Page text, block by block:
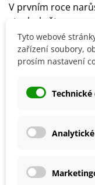
V prvním roce
stvol s květy.
Sběr květu
do září a suší se
Detaily produktu
SOUVISEJÍCÍ
Tyto webové
zařízení soubory,
prosím nastavení